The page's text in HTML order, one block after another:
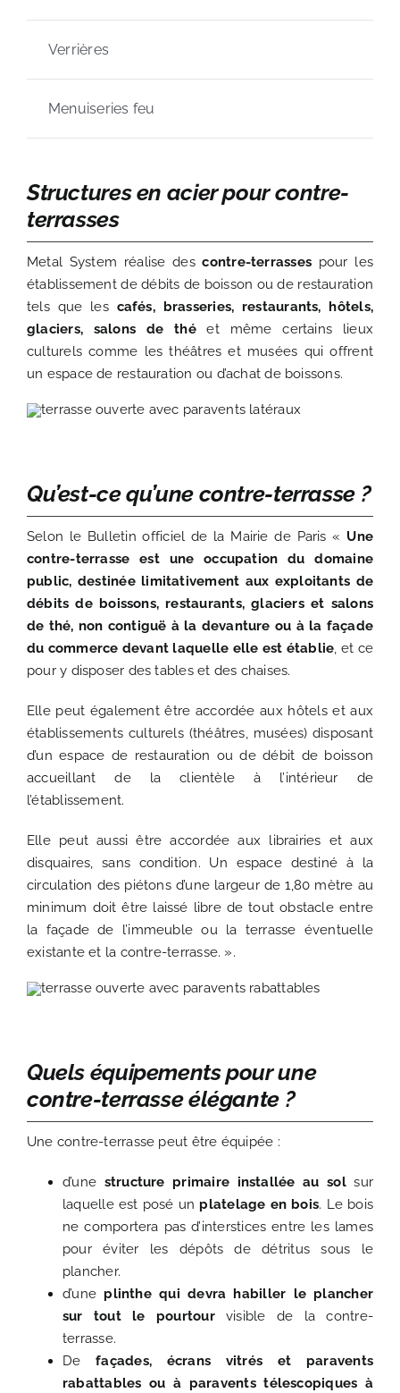
Verrières
Menuiseries feu
Structures en acier pour contre-
terrasses
Metal System réalise descontre-terrasses pour les
établissement de débits de boisson ou de restauration
tels que les cafés, brasseries, restaurants, hôtels,
glaciers, salons de théet même certains lieux
culturels comme les théâtres et musées qui offrent
un espace de restauration ou d’achat de boissons.
Qu’est-ce qu’une contre-terrasse?
Selon le Bulletin officiel de la Mairie de Paris « Une
contre-terrasse est une occupation du domaine
public, destinée limitativement aux exploitants de
débits de boissons, restaurants, glaciers et salons
de thé, non contiguë à la devanture ou à la façade
du commerce devant laquelle elle est établie, et ce
pour y disposer des tables et des chaises.
Elle peut également être accordée aux hôtels et aux
établissements culturels (théâtres, musées) disposant
d’un espace de restauration ou de débit de boisson
accueillant de la clientèle à l’intérieur de
l’établissement.
Elle peut aussi être accordée aux librairies et aux
disquaires, sans condition. Un espace destiné à la
circulation des piétons d’une largeur de 1,80 mètre au
minimum doit être laissé libre de tout obstacle entre
la façade de l’immeuble ou la terrasse éventuelle
existante et la contre-terrasse. ».
Quels équipements pour une
contre-terrasse élégante ?
Une contre-terrasse peut être équipée :
d’une structure primaire installée au solsur
laquelle est posé un platelage en bois. Le bois
ne comportera pas d’interstices entre les lames
pour éviter les dépôts de détritus sous le
plancher.
d’une plinthe qui devra habiller le plancher
sur tout le pourtourvisible de la contre-
terrasse.
Defaçades, écrans vitrés et paravents
rabattables ou à paravents télescopiques à